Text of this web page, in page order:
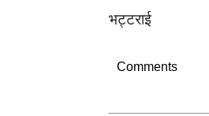
भट्टराई
Comments